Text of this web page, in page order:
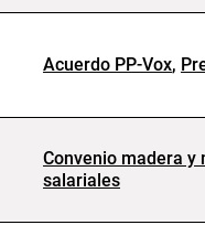
Acuerdo PP-Vox,
Convenio madera y
salariales